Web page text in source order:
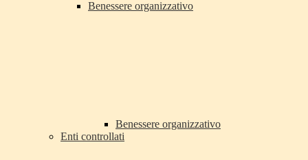
Benessere organizzativo
Benessere organizzativo
Enti controllati